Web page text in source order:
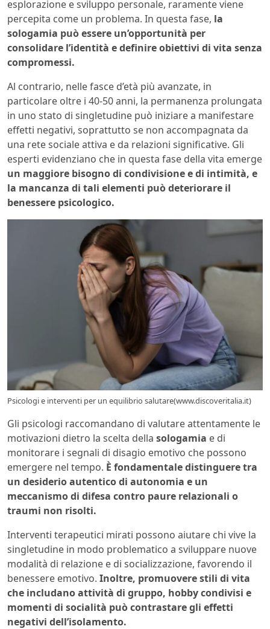
esplorazione e sviluppo personale, raramente viene
percepita come un problema. In questa fase, la
sologamia può essere un’opportunità per
consolidare l’identità e definire obiettivi di vita senza
compromessi.
Al contrario, nelle fasce d’età più avanzate, in
particolare oltre i 40-50 anni, la permanenza prolungata
in uno stato di singletudine può iniziare a manifestare
effetti negativi, soprattutto se non accompagnata da
una rete sociale attiva e da relazioni significative. Gli
esperti evidenziano che in questa fase della vita emerge
un maggiore bisogno di condivisione e di intimità, e
la mancanza di tali elementi può deteriorare il
benessere psicologico.
Psicologi e interventi per un equilibrio salutare(www.discoveritalia.it)
Gli psicologi raccomandano di valutare attentamente le
motivazioni dietro la scelta della sologamia e di
monitorare i segnali di disagio emotivo che possono
emergere nel tempo. È fondamentale distinguere tra
un desiderio autentico di autonomia e un
meccanismo di difesa contro paure relazionali o
traumi non risolti.
Interventi terapeutici mirati possono aiutare chi vive la
singletudine in modo problematico a sviluppare nuove
modalità di relazione e di socializzazione, favorendo il
benessere emotivo. Inoltre, promuovere stili di vita
che includano attività di gruppo, hobby condivisi e
momenti di socialità può contrastare gli effetti
negativi dell’isolamento.